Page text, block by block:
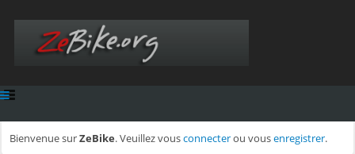
Bienvenue surZeBike. Veuillez vousconnecterou vousenregistrer.